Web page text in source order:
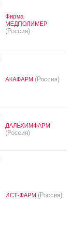
Фирма
МЕДПОЛИМЕР
(Россия)
АКАФАРМ (Россия)
ДАЛЬХИМФАРМ
(Россия)
ИСТ-ФАРМ (Россия)